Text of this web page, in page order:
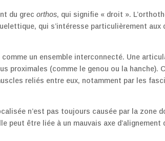
du grecorthos, qui signifie « droit ».
qui s’intéresse particulièrement
un ensemble interconnecté. Une
proximales (comme le genou ou la hanche).
reliés entre eux, notamment par les
n’est pas toujours causée par la zone
peut être liée à un mauvais axe